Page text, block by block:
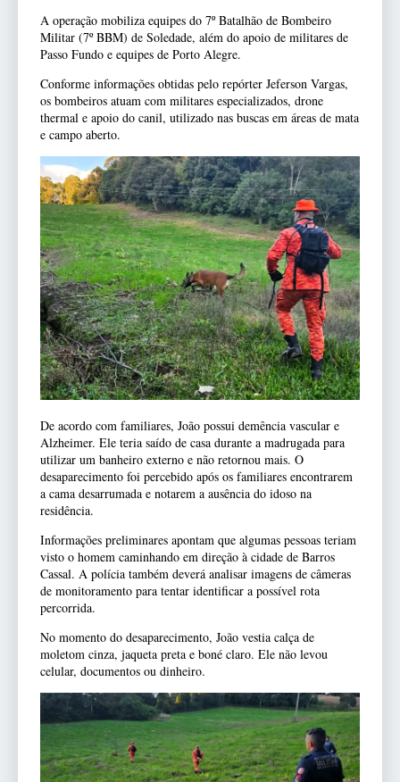
A operação mobiliza equipes do 7º Batalhão de Bombeiro
Militar (7º BBM) de Soledade, além do apoio de militares de
Passo Fundo e equipes de Porto Alegre.
Conforme informações obtidas pelo repórter Jeferson Vargas,
os bombeiros atuam com militares especializados, drone
thermal e apoio do canil, utilizado nas buscas em áreas de mata
e campo aberto.
De acordo com familiares, João possui demência vascular e
Alzheimer. Ele teria saído de casa durante a madrugada para
utilizar um banheiro externo e não retornou mais. O
desaparecimento foi percebido após os familiares encontrarem
a cama desarrumada e notarem a ausência do idoso na
residência.
Informações preliminares apontam que algumas pessoas teriam
visto o homem caminhando em direção à cidade de Barros
Cassal. A polícia também deverá analisar imagens de câmeras
de monitoramento para tentar identificar a possível rota
percorrida.
No momento do desaparecimento, João vestia calça de
moletom cinza, jaqueta preta e boné claro. Ele não levou
celular, documentos ou dinheiro.